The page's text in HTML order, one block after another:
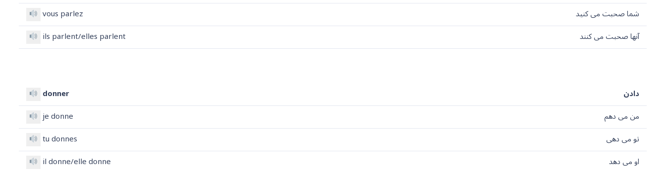
شما صحبت می کنید
vous parlez
آنها صحبت می کنند
ils parlent/elles parlent
دادن
donner
من می دهم
je donne
تو می دهی
tu donnes
او می دهد
il donne/elle donne